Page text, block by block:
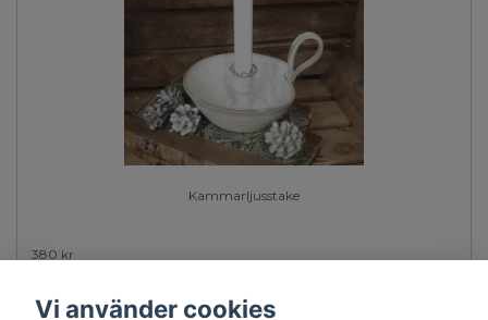
Kammarljusstake
380 kr
Vi använder cookies